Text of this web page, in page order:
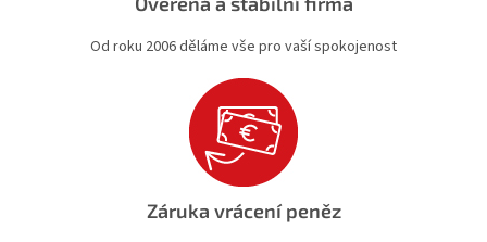
Od roku 2006 děláme vše pro vaší spokojenost
Záruka vrácení peněz